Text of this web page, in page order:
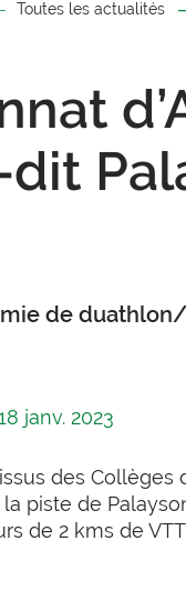
Toutes les actualités
de
janv. 2023
des
piste de
de 2 kms de